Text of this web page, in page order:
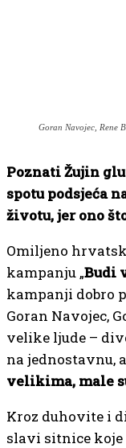
Goran Navojec, Rene
Poznati Žujin
spotu podsjeća
životu, jer ono
Omiljeno
kampanju „Budi
kampanji dobro
Goran Navojec,
velike ljude –
na jednostavnu,
velikima, male
Kroz duhovite i
slavi sitnice koje